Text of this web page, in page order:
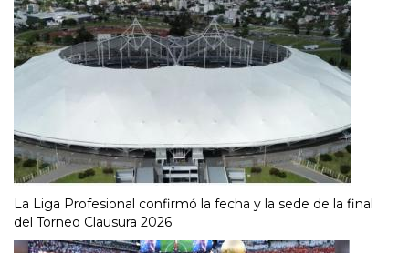
La Liga Profesional confirmó la fecha y la sede de la final
del Torneo Clausura 2026